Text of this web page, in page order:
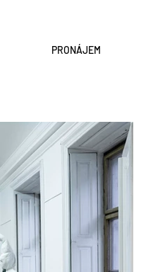
PRONÁJEM